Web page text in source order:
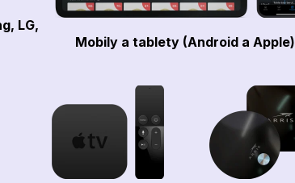
LG,
Mobily a tablety (Android a Apple)